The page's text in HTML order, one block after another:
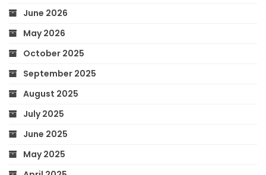
June 2026
May 2026
October 2025
September 2025
August 2025
July 2025
June 2025
May 2025